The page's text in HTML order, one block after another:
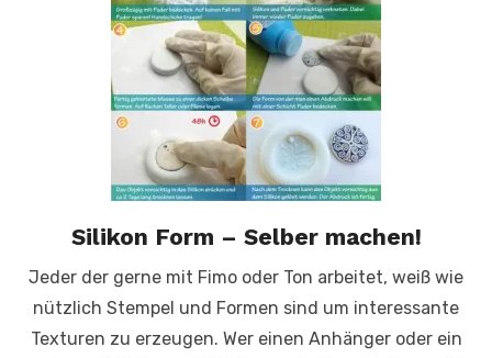
Silikon Form – Selber machen!
Jeder der gerne mit Fimo oder Ton arbeitet, weiß wie
nützlich Stempel und Formen sind um interessante
Texturen zu erzeugen. Wer einen Anhänger oder ein